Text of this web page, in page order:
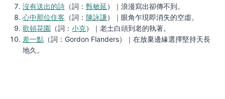
沒有送出的詩 （詞： 甄敏延）｜浪漫寫出卻傳不到。
心中那位住客 （詞： 陳詠謙）｜眼角乍現即消失的空虛。
歌頓花園 （詞： 小克）｜老土白頭到老的執著。
差一點 （詞：Gordon Flanders）｜在放棄邊緣選擇堅持天長
地久。